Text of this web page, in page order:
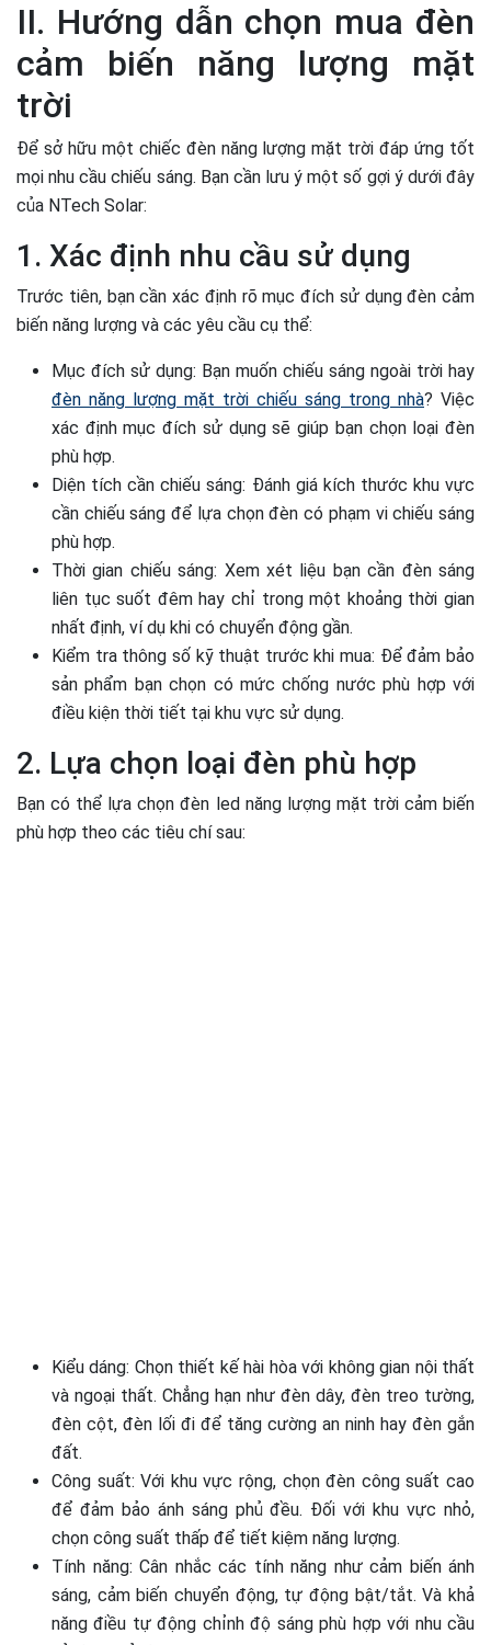
II. Hướng dẫn chọn mua đèn
cảm biến năng lượng mặt
trời
Để sở hữu một chiếc đèn năng lượng mặt trời đáp ứng tốt
mọi nhu cầu chiếu sáng. Bạn cần lưu ý một số gợi ý dưới đây
của NTech Solar:
1. Xác định nhu cầu sử dụng
Trước tiên, bạn cần xác định rõ mục đích sử dụng đèn cảm
biến năng lượng và các yêu cầu cụ thể:
Mục đích sử dụng: Bạn muốn chiếu sáng ngoài trời hay
đèn năng lượng mặt trời chiếu sáng trong nhà? Việc
xác định mục đích sử dụng sẽ giúp bạn chọn loại đèn
phù hợp.
Diện tích cần chiếu sáng: Đánh giá kích thước khu vực
cần chiếu sáng để lựa chọn đèn có phạm vi chiếu sáng
phù hợp.
Thời gian chiếu sáng: Xem xét liệu bạn cần đèn sáng
liên tục suốt đêm hay chỉ trong một khoảng thời gian
nhất định, ví dụ khi có chuyển động gần.
Kiểm tra thông số kỹ thuật trước khi mua: Để đảm bảo
sản phẩm bạn chọn có mức chống nước phù hợp với
điều kiện thời tiết tại khu vực sử dụng.
2. Lựa chọn loại đèn phù hợp
Bạn có thể lựa chọn đèn led năng lượng mặt trời cảm biến
phù hợp theo các tiêu chí sau:
Kiểu dáng: Chọn thiết kế hài hòa với không gian nội thất
và ngoại thất. Chẳng hạn như đèn dây, đèn treo tường,
đèn cột, đèn lối đi để tăng cường an ninh hay đèn gắn
đất.
Công suất: Với khu vực rộng, chọn đèn công suất cao
để đảm bảo ánh sáng phủ đều. Đối với khu vực nhỏ,
chọn công suất thấp để tiết kiệm năng lượng.
Tính năng: Cân nhắc các tính năng như cảm biến ánh
sáng, cảm biến chuyển động, tự động bật/tắt. Và khả
năng điều tự động chỉnh độ sáng phù hợp với nhu cầu